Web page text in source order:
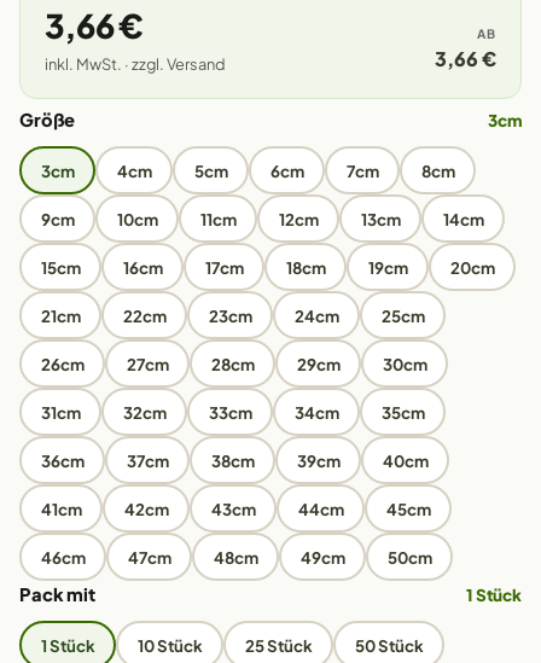
3,66 €
inkl. MwSt. · zzgl. Versand
AB
3,66 €
Größe 3cm
3cm 4cm 5cm 6cm 7cm 8cm
9cm 10cm 11cm 12cm 13cm 14cm
15cm 16cm 17cm 18cm 19cm 20cm
21cm 22cm 23cm 24cm 25cm
26cm 27cm 28cm 29cm 30cm
31cm 32cm 33cm 34cm 35cm
36cm 37cm 38cm 39cm 40cm
41cm 42cm 43cm 44cm 45cm
46cm 47cm 48cm 49cm 50cm
Pack mit 1 Stück
1 Stück 10 Stück 25 Stück 50 Stück